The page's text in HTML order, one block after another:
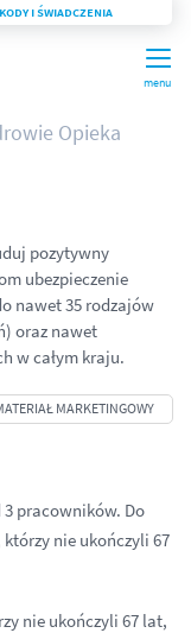
menu
I ŚWIADCZENIA
Opieka
pozytywny
ubezpieczenie
nawet 35 rodzajów
oraz nawet
w całym kraju.
pracowników. Do
nie ukończyli 67
nie ukończyli 67 lat,